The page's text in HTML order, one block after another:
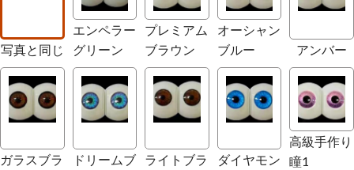
写真と同じ
エンペラー
グリーン
プレミアム
ブラウン
オーシャン
ブルー
アンバー
ガラスブラ
ドリームブ
ライトブラ
ダイヤモン
高級手作り
瞳1